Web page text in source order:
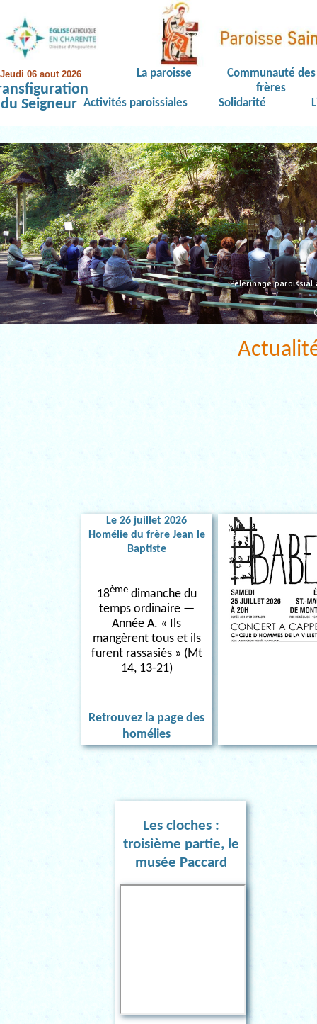
Jeudi 06 aout 2026
du Seigneur
La paroisse
Communauté des
frères
Activités paroissiales
Solidarité
Pèlerinage
Le 26 juillet 2026
Homélie du frère Jean le
Baptiste
18èmedimanche du
temps ordinaire —
Année A. « Ils
mangèrent tous et ils
furent rassasiés » (Mt
14, 13-21)
Retrouvez la page des
homélies
Les cloches :
troisième partie, le
musée Paccard